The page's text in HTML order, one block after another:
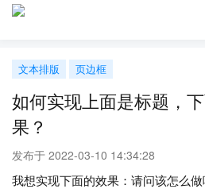
文本排版 页边框
如何实现上面是标题，
果？
发布于 2022-03-10 14:34:28
我想实现下面的效果：请问该怎么做